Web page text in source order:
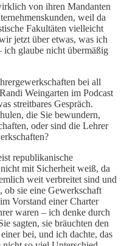
von ihren Mandanten
weil da
Fakultäten vielleicht
jetzt über etwas, was ich
ich glaube nicht übermäßig
bei all
Weingarten im Podcast
streitbares Gespräch.
die Sie bewundern,
oder sind die Lehrer
republikanische
mit Sicherheit weiß, da
weit verbreitet sind und
ob sie eine Gewerkschaft
Vorstand einer Charter
waren – ich denke durch
sagten, sie bräuchten den
bei, und ich dachte, das